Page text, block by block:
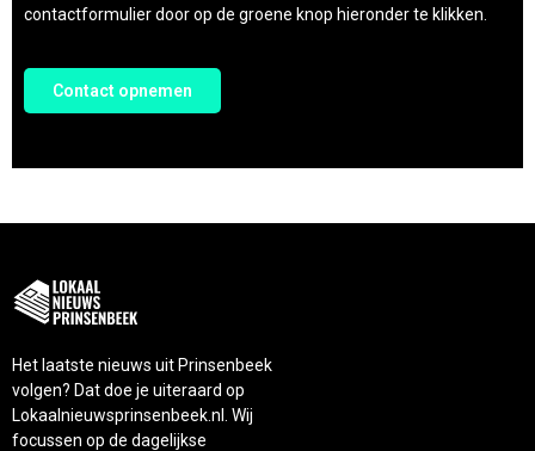
contactformulier door op de groene knop hieronder te klikken.
Contact opnemen
Het laatste nieuws uit Prinsenbeek
volgen? Dat doe je uiteraard op
Lokaalnieuwsprinsenbeek.nl. Wij
focussen op de dagelijkse